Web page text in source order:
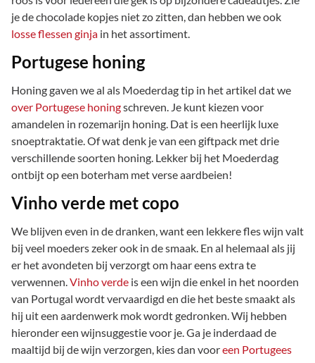
je de chocolade kopjes niet zo zitten, dan hebben we ook
losse flessen ginja in het assortiment.
Portugese honing
Honing gaven we al als Moederdag tip in het artikel dat we
over Portugese honingschreven. Je kunt kiezen voor
amandelen in rozemarijn honing. Dat is een heerlijk luxe
snoeptraktatie. Of wat denk je van een giftpack met drie
verschillende soorten honing. Lekker bij het Moederdag
ontbijt op een boterham met verse aardbeien!
Vinho verde met copo
We blijven even in de dranken, want een lekkere fles wijn valt
bij veel moeders zeker ook in de smaak. En al helemaal als jij
er het avondeten bij verzorgt om haar eens extra te
verwennen.Vinho verde is een wijn die enkel in het noorden
van Portugal wordt vervaardigd en die het beste smaakt als
hij uit een aardenwerk mok wordt gedronken. Wij hebben
hieronder een wijnsuggestie voor je. Ga je inderdaad de
maaltijd bij de wijn verzorgen, kies dan vooreen Portugees